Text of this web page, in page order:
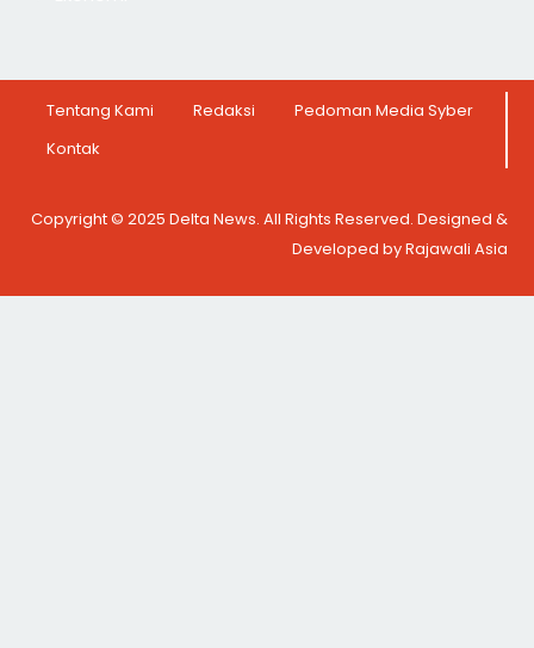
Tentang Kami Redaksi
Pedoman Media Syber
Kontak
Copyright © 2025 Delta News. All Rights Reserved. Designed &
Developed by Rajawali Asia